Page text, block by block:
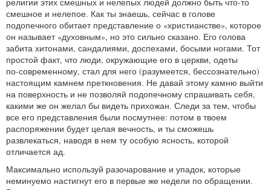
смешное и нелепое. Как ты знаешь, сейчас в голове
подопечного обитает представление о «христианстве», которое
он называет «духовным», но это сильно сказано. Его голова
забита хитонами, сандалиями, доспехами, босыми ногами. Тот
простой факт, что люди, окружающие его в церкви, одеты
по‑современному, стал для него (разумеется, бессознательно)
настоящим камнем преткновения. Не давай этому камню выйти
на поверхность и не позволяй подопечному спрашивать себя,
какими же он желал бы видеть прихожан. Следи за тем, чтобы
все его представления были посмутнее: потом в твоем
распоряжении будет целая вечность, и ты сможешь
развлекаться, наводя в нем ту особую ясность, которой
отличается ад.
Максимально используй разочарование и упадок, которые
неминуемо настигнут его в первые же недели по обращении.